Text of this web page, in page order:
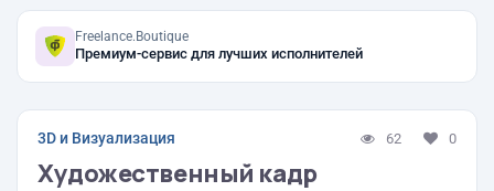
Freelance.Boutique
Премиум-сервис для лучших исполнителей
3D и Визуализация 62 0
Художественный кадр